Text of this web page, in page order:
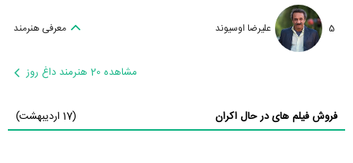
5 علیرضا اوسیوند معرفی هنرمند
مشاهده 20 هنرمند داغ روز
فروش فیلم های در حال اکران (17 اردیبهشت)